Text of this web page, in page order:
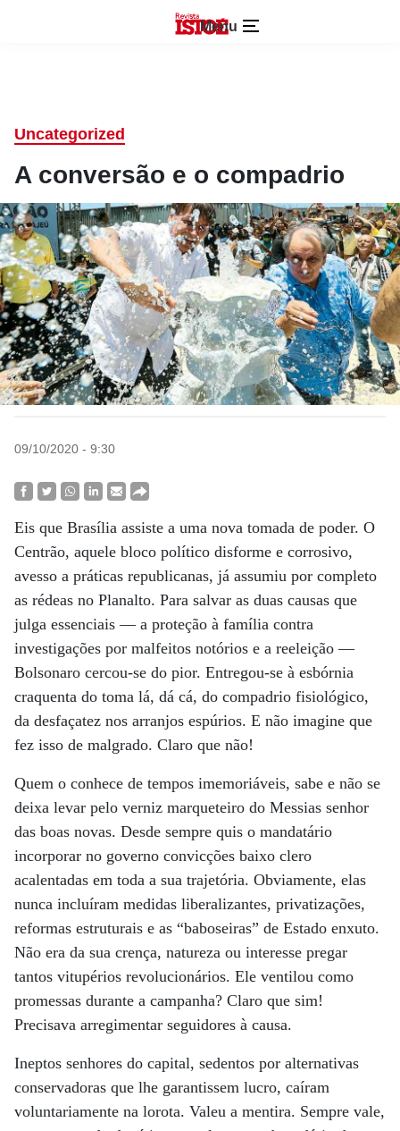
Menu
Uncategorized
A conversão e o compadrio
09/10/2020 - 9:30
Eis que Brasília assiste a uma nova tomada de poder. O
Centrão, aquele bloco político disforme e corrosivo,
avesso a práticas republicanas, já assumiu por completo
as rédeas no Planalto. Para salvar as duas causas que
julga essenciais — a proteção à família contra
investigações por malfeitos notórios e a reeleição —
Bolsonaro cercou-se do pior. Entregou-se à esbórnia
craquenta do toma lá, dá cá, do compadrio fisiológico,
da desfaçatez nos arranjos espúrios. E não imagine que
fez isso de malgrado. Claro que não!
Quem o conhece de tempos imemoriáveis, sabe e não se
deixa levar pelo verniz marqueteiro do Messias senhor
das boas novas. Desde sempre quis o mandatário
incorporar no governo convicções baixo clero
acalentadas em toda a sua trajetória. Obviamente, elas
nunca incluíram medidas liberalizantes, privatizações,
reformas estruturais e as “baboseiras” de Estado enxuto.
Não era da sua crença, natureza ou interesse pregar
tantos vitupérios revolucionários. Ele ventilou como
promessas durante a campanha? Claro que sim!
Precisava arregimentar seguidores à causa.
Ineptos senhores do capital, sedentos por alternativas
conservadoras que lhe garantissem lucro, caíram
voluntariamente na lorota. Valeu a mentira. Sempre vale,